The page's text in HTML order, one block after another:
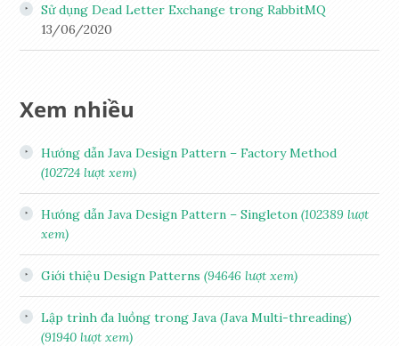
Sử dụng Dead Letter Exchange trong RabbitMQ
13/06/2020
Xem nhiều
Hướng dẫn Java Design Pattern – Factory Method
(102724 lượt xem)
Hướng dẫn Java Design Pattern – Singleton(102389 lượt
xem)
Giới thiệu Design Patterns(94646 lượt xem)
Lập trình đa luồng trong Java (Java Multi-threading)
(91940 lượt xem)